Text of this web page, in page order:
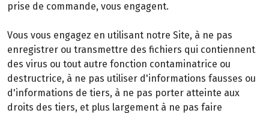
prise de commande, vous engagent.
Vous vous engagez en utilisant notre Site, à ne pas
enregistrer ou transmettre des fichiers qui contiennent
des virus ou tout autre fonction contaminatrice ou
destructrice, à ne pas utiliser d'informations fausses ou
d'informations de tiers, à ne pas porter atteinte aux
droits des tiers, et plus largement à ne pas faire